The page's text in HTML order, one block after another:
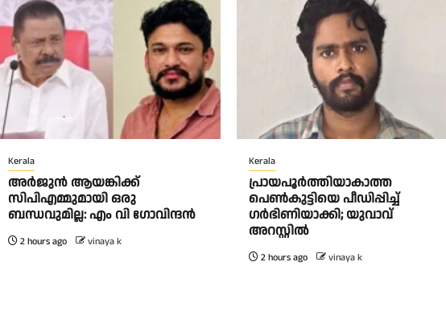
Kerala
അര്‍ജുന്‍ ആയങ്കിക്ക്
സിപിഎമ്മുമായി ഒരു
ബന്ധവുമില്ല: എം വി ഗോവിന്ദന്‍
2 hours ago vinaya k
Kerala
പ്രായപൂർത്തിയാകാത്ത
പെൺകുട്ടിയെ പീഡിപ്പിച്ച്
ഗർഭിണിയാക്കി; യുവാവ്
അറസ്റ്റിൽ
2 hours ago vinaya k